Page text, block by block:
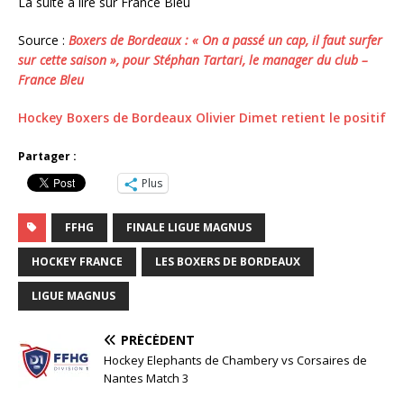
Source : Boxers de Bordeaux : « On a passé un cap, il faut surfer
sur cette saison », pour Stéphan Tartari, le manager du club –
France Bleu
Hockey Boxers de Bordeaux Olivier Dimet retient le positif
Partager :
Plus
FFHG FINALE LIGUE MAGNUS
HOCKEY FRANCE LES BOXERS DE BORDEAUX
LIGUE MAGNUS
PRÉCÉDENT
Hockey Elephants de Chambery vs Corsaires de
Nantes Match 3